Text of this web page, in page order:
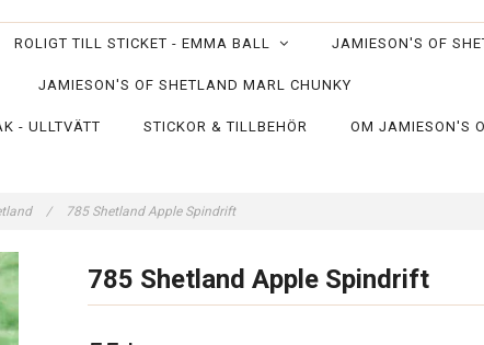
ROLIGT TILL STICKET - EMMA BALL JAMIESON'S OF
JAMIESON'S OF SHETLAND MARL CHUNKY
- ULLTVÄTT STICKOR & TILLBEHÖR OM JAMIESON'S
/ 785 Shetland Apple Spindrift
785 Shetland Apple Spindrift